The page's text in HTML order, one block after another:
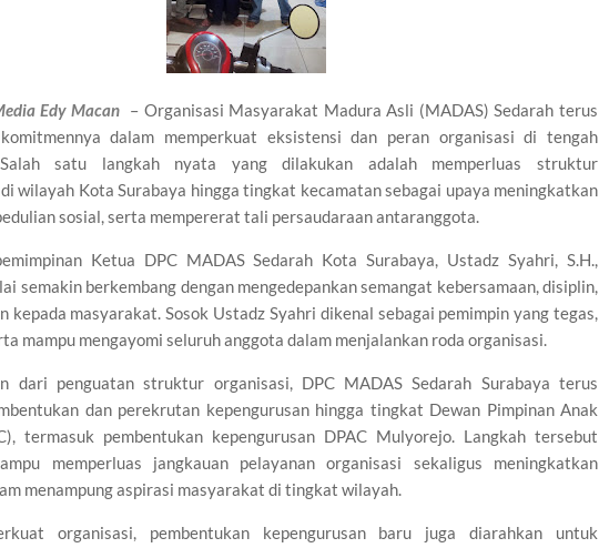
Edy Macan– Organisasi Masyarakat Madura Asli (MADAS) Sedarah terus
dalam memperkuat eksistensi dan peran organisasi di tengah
satu langkah nyata yang dilakukan adalah memperluas struktur
wilayah Kota Surabaya hingga tingkat kecamatan sebagai upaya meningkatkan
sosial, serta mempererat tali persaudaraan antaranggota.
Ketua DPC MADAS Sedarah Kota Surabaya, Ustadz Syahri, S.H.,
semakin berkembang dengan mengedepankan semangat kebersamaan, disiplin,
kepada masyarakat. Sosok Ustadz Syahri dikenal sebagai pemimpin yang tegas,
mampu mengayomi seluruh anggota dalam menjalankan roda organisasi.
dari penguatan struktur organisasi, DPC MADAS Sedarah Surabaya terus
dan perekrutan kepengurusan hingga tingkat Dewan Pimpinan Anak
termasuk pembentukan kepengurusan DPAC Mulyorejo. Langkah tersebut
memperluas jangkauan pelayanan organisasi sekaligus meningkatkan
menampung aspirasi masyarakat di tingkat wilayah.
organisasi, pembentukan kepengurusan baru juga diarahkan untuk